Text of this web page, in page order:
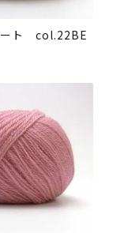
ート col.22BE